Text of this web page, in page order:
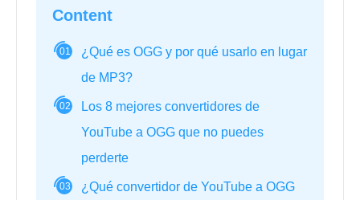
Content
01
¿Qué es OGG y por qué usarlo en lugar
de MP3?
02
Los 8 mejores convertidores de
YouTube a OGG que no puedes
perderte
03
¿Qué convertidor de YouTube a OGG